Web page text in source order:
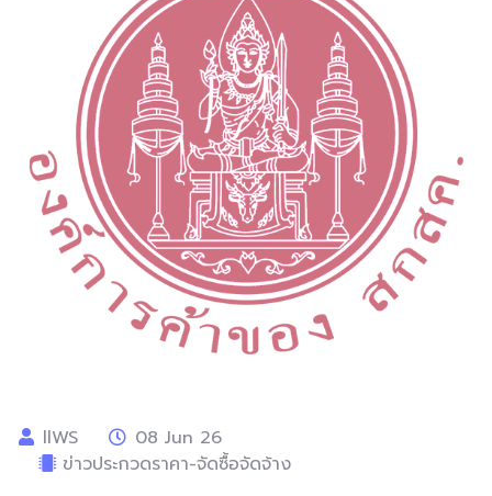
llWS
08 Jun 26
ข่าวประกวดราคา-จัดซื้อจัดจ้าง